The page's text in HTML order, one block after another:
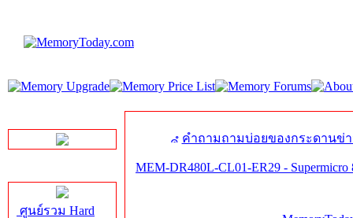
ศูนย์รวม Hard
คำถามถามบ่อยของกระดานข่
MEM-DR480L-CL01-ER29 -